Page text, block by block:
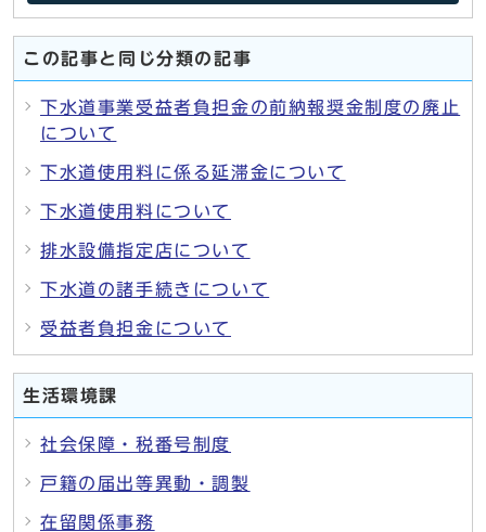
この記事と同じ分類の記事
下水道事業受益者負担金の前納報奨金制度の廃止
について
下水道使用料に係る延滞金について
下水道使用料について
排水設備指定店について
下水道の諸手続きについて
受益者負担金について
生活環境課
社会保障・税番号制度
戸籍の届出等異動・調製
在留関係事務